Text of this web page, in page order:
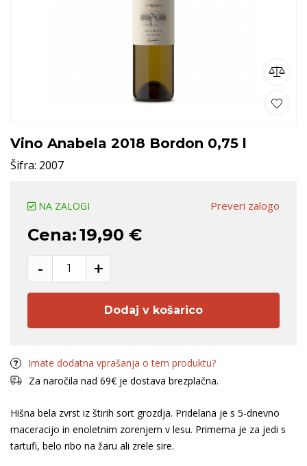
Vino Anabela 2018 Bordon 0,75 l
Šifra: 2007
Preveri zalogo
NA ZALOGI
Cena:19,90 €
- +
Dodaj v košarico
Imate dodatna vprašanja o tem produktu?
Za naročila nad 69€ je dostava brezplačna.
Hišna bela zvrst iz štirih sort grozdja. Pridelana je s 5-dnevno
maceracijo in enoletnim zorenjem v lesu. Primerna je za jedi s
tartufi, belo ribo na žaru ali zrele sire.